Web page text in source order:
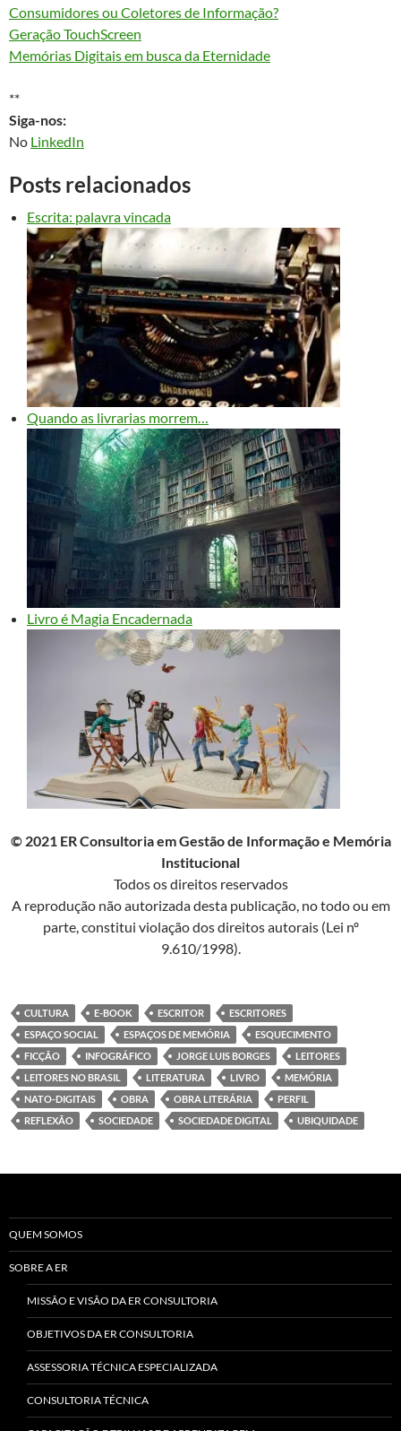
Consumidores ou Coletores de Informação?
Geração TouchScreen
Memórias Digitais em busca da Eternidade
**
Siga-nos:
No LinkedIn
Posts relacionados
Escrita: palavra vincada
Quando as livrarias morrem…
Livro é Magia Encadernada
© 2021 ER Consultoria em Gestão de Informação e Memória
Institucional
Todos os direitos reservados
A reprodução não autorizada desta publicação, no todo ou em
parte, constitui violação dos direitos autorais (Lei nº
9.610/1998).
CULTURA E-BOOK ESCRITOR
ESCRITORES
ESPAÇO SOCIAL
ESPAÇOS DE MEMÓRIA
ESQUECIMENTO
FICÇÃO
INFOGRÁFICO JORGE LUIS BORGES
LEITORES
LEITORES NO BRASIL
LITERATURA LIVRO
MEMÓRIA
NATO-DIGITAIS
OBRA OBRA LITERÁRIA
PERFIL
REFLEXÃO
SOCIEDADE SOCIEDADE DIGITAL UBIQUIDADE
QUEM SOMOS
SOBRE A ER
MISSÃO E VISÃO DA ER CONSULTORIA
OBJETIVOS DA ER CONSULTORIA
ASSESSORIA TÉCNICA ESPECIALIZADA
CONSULTORIA TÉCNICA